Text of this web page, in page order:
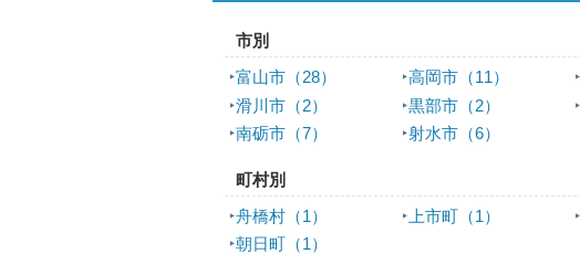
市別
富山市（28）
高岡市（11）
滑川市（2）
黒部市（2）
南砺市（7）
射水市（6）
町村別
舟橋村（1）
上市町（1）
朝日町（1）